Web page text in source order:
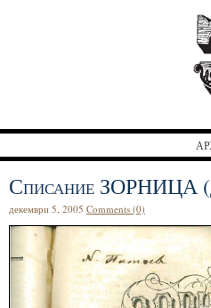
Списание ЗОРНИЦА
декември 5, 2005 Comments (0)